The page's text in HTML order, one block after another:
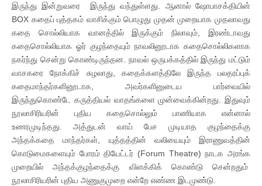
இருந்து இன்றுவரை இருந்து வந்துள்ளது. ஆனால் ஷோபாசக்தியின்
BOX கதைப் புத்தகம் வாசிக்கும் பொழுது முதன் முறையாக முதலாவது
கதை சொல்லியாக வானத்தில் இருக்கும் நிலாவும், இரண்டாவது
கதைசொல்லியாக ஓர் குழந்தையும் நாவலினூடாக கதைசொல்லிகளாக
நகர்ந்து சென்று கொண்டிருந்தன. நாவல் ஒருபக்கத்தில் இருந்து மட்டும்
வாசகரை நோக்கிச் சுழலாது, கதைக்களத்திலே இருந்த பலதரப்புக்
கதைமாந்தர்களினூடாக, அவர்களினுடைய பார்வையில்
இருந்துகொண்டே கருத்தியல் வாதங்களை முன்வைக்கின்றது. இதுவும்
நூலாசிரியரின் புதிய கதைசொல்லும் பாணியாக என்னால்
உணரமுடிந்தது. அத்துடன் வாய் பேச முடியாத குழந்தைக்கு
அந்தக்கதை மாந்தர்கள், யுத்தத்தின் வலியையும் இராணுவத்தின்
கொடுமைகளையும் போரம் தியேட்டர் (Forum Theatre) நாடக அரங்க
முறையில் அந்தக்குழந்தைக்கு விளக்கிக் கொண்டு சென்றதும்
நூலாசிரியரின் புதிய அணுகுமுறை என்றே எண்ண இடமுண்டு.